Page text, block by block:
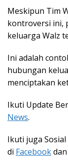
Meskipun Tim
kontroversi ini,
keluarga Walz
Ini adalah
hubungan
menciptakan
Ikuti Update
News.
Ikuti juga
di Facebookdan